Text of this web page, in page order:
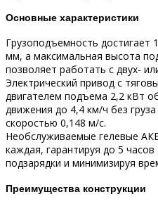
Основные характеристики
Грузоподъемность достигает
мм, а максимальная высота
позволяет работать с двух-
Электрический привод с
двигателем подъема 2,2 кВт
движения до 4,4 км/ч без
скоростью 0,148 м/с.​
Необслуживаемые гелевые
каждая, гарантируя до 5
подзарядки и минимизируя
Преимущества конструкции